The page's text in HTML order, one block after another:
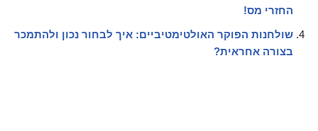
החזרי מס!
שולחנות הפוקר האולטימטיביים: איך לבחור נכון ולהתמכר
בצורה אחראית?